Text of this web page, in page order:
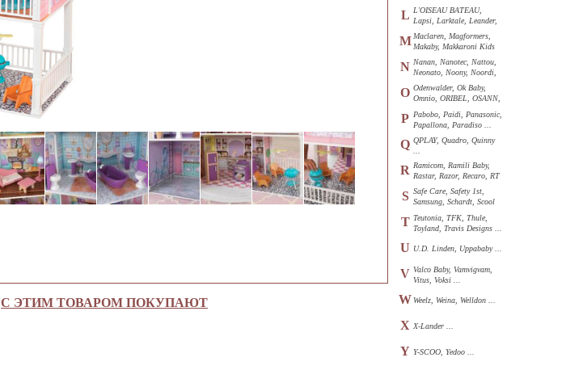
С ЭТИМ ТОВАРОМ ПОКУПАЮТ
L L'OISEAU BATEAU,
Lapsi, Larktale, Leander,
M Maclaren, Magformers,
Makaby, Makkaroni Kids
N Nanan, Nanotec, Nattou,
Neonato, Noony, Noordi,
O Odenwalder, Ok Baby,
Omnio, ORIBEL, OSANN,
P Pabobo, Paidi, Panasonic,
Papallona, Paradiso ...
Q QPLAY, Quadro, Quinny
R Ramicom, Ramili Baby,
Rastar, Razor, Recaro, RT
S Safe Care, Safety 1st,
Samsung, Schardt, Scool
T Teutonia, TFK, Thule,
Toyland, Travis Designs ...
U U.D. Linden, Uppababy ...
V Valco Baby, Vamvigvam,
Vitus, Voksi ...
WWeelz, Weina, Welldon ...
X X-Lander ...
Y Y-SCOO, Yedoo ...